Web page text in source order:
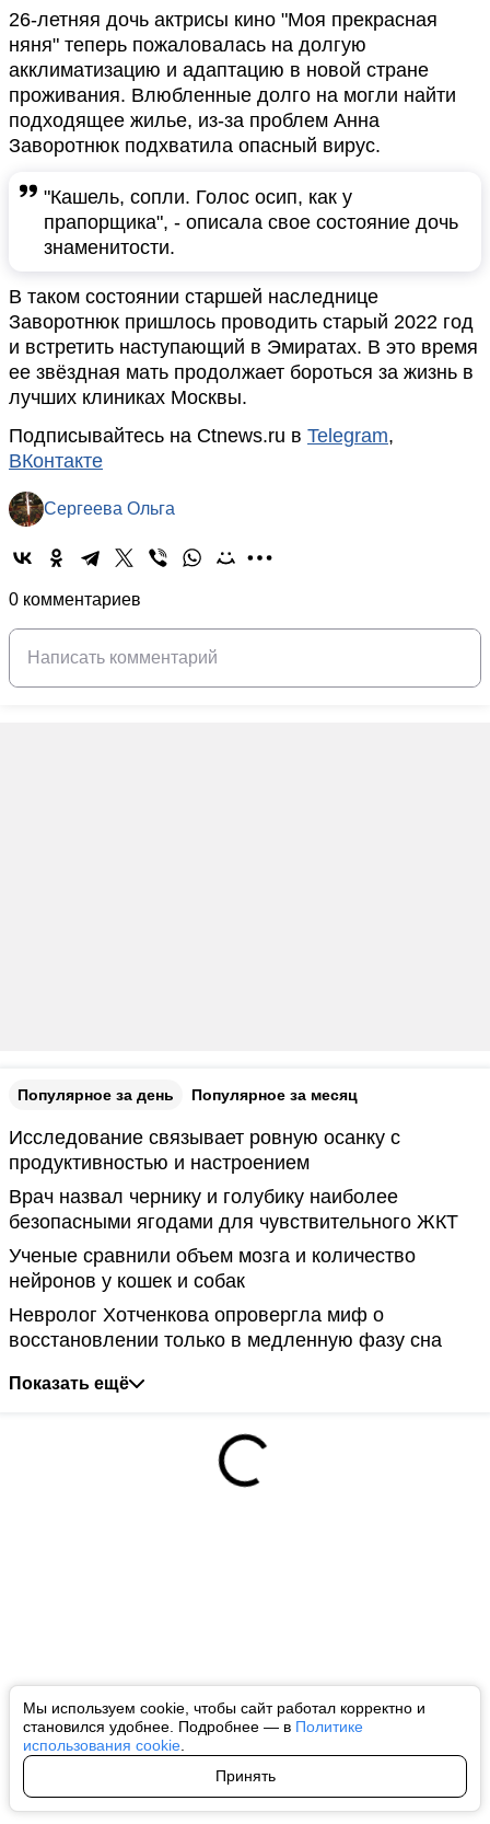
Мы используем cookie, чтобы сайт работал корректно и
становился удобнее. Подробнее — в Политике
использования cookie
Принять
26-летняя дочь актрисы кино "Моя прекрасная
няня" теперь пожаловалась на долгую
акклиматизацию и адаптацию в новой стране
проживания. Влюбленные долго на могли найти
подходящее жилье, из-за проблем Анна
Заворотнюк подхватила опасный вирус.
"Кашель, сопли. Голос осип, как у
прапорщика", - описала свое состояние дочь
знаменитости.
В таком состоянии старшей наследнице
Заворотнюк пришлось проводить старый 2022 год
и встретить наступающий в Эмиратах. В это время
ее звёздная мать продолжает бороться за жизнь в
лучших клиниках Москвы.
Подписывайтесь на Ctnews.ru в Telegram,
ВКонтакте
Сергеева Ольга
0 комментариев
Популярное за день Популярное за месяц
Исследование связывает ровную осанку с
продуктивностью и настроением
Врач назвал чернику и голубику наиболее
безопасными ягодами для чувствительного ЖКТ
Ученые сравнили объем мозга и количество
нейронов у кошек и собак
Невролог Хотченкова опровергла миф о
восстановлении только в медленную фазу сна
Показать ещё